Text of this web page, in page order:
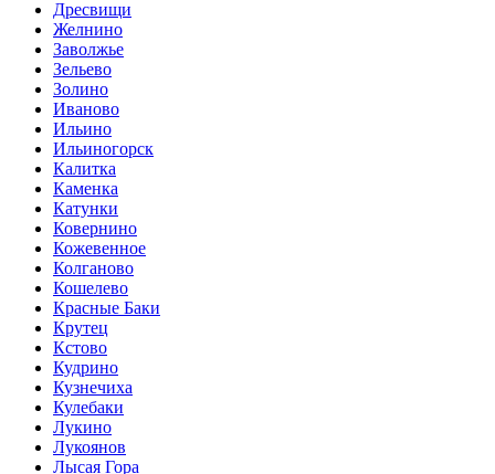
Дресвищи
Желнино
Заволжье
Зельево
Золино
Иваново
Ильино
Ильиногорск
Калитка
Каменка
Катунки
Ковернино
Кожевенное
Колганово
Кошелево
Красные Баки
Крутец
Кстово
Кудрино
Кузнечиха
Кулебаки
Лукино
Лукоянов
Лысая Гора